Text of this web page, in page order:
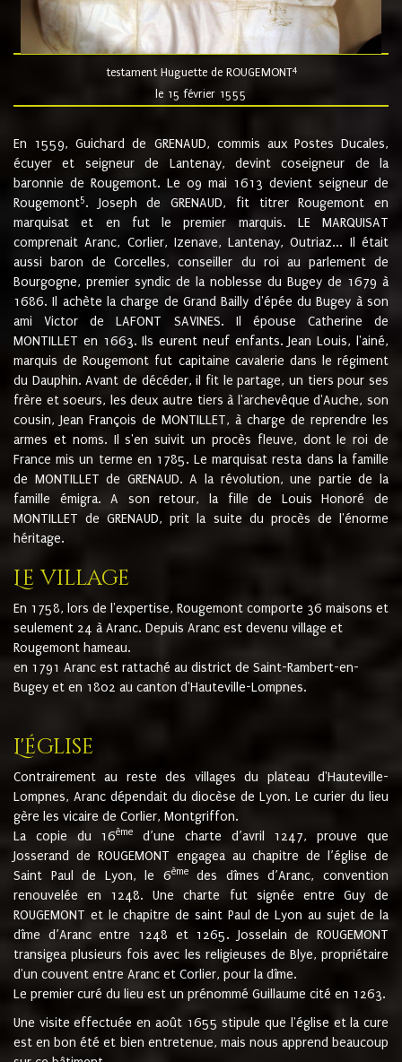
testament Huguette de ROUGEMONT4
le 15 février 1555
En 1559, Guichard de GRENAUD, commis aux Postes Ducales,
écuyer et seigneur de Lantenay, devint coseigneur de la
baronnie de Rougemont. Le 09 mai 1613 devient seigneur de
Rougemont5. Joseph de GRENAUD, fit titrer Rougemont en
marquisat et en fut le premier marquis. LE MARQUISAT
comprenait Aranc, Corlier, Izenave, Lantenay, Outriaz... Il était
aussi baron de Corcelles, conseiller du roi au parlement de
Bourgogne, premier syndic de la noblesse du Bugey de 1679 à
1686. Il achète la charge de Grand Bailly d'épée du Bugey à son
ami Victor de LAFONT SAVINES. Il épouse Catherine de
MONTILLET en 1663. Ils eurent neuf enfants. Jean Louis, l'ainé,
marquis de Rougemont fut capitaine cavalerie dans le régiment
du Dauphin. Avant de décéder, il fit le partage, un tiers pour ses
frère et soeurs, les deux autre tiers à l'archevêque d'Auche, son
cousin, Jean François de MONTILLET, à charge de reprendre les
armes et noms. Il s'en suivit un procès fleuve, dont le roi de
France mis un terme en 1785. Le marquisat resta dans la famille
de MONTILLET de GRENAUD. A la révolution, une partie de la
famille émigra. A son retour, la fille de Louis Honoré de
MONTILLET de GRENAUD, prit la suite du procès de l'énorme
héritage.
Le village
En 1758, lors de l'expertise, Rougemont comporte 36 maisons et
seulement 24 à Aranc. Depuis Aranc est devenu village et
Rougemont hameau.
en 1791 Aranc est rattaché au district de Saint-Rambert-en-
Bugey et en 1802 au canton d'Hauteville-Lompnes.
L'église
Contrairement au reste des villages du plateau d'Hauteville-
Lompnes, Aranc dépendait du diocèse de Lyon. Le curier du lieu
gère les vicaire de Corlier, Montgriffon.
La copie du 16ème
d’une charte d’avril 1247, prouve que
Josserand de ROUGEMONT engagea au chapitre de l’église de
Saint Paul de Lyon, le 6èmedes dîmes d’Aranc, convention
renouvelée en 1248. Une charte fut signée entre Guy de
ROUGEMONT et le chapitre de saint Paul de Lyon au sujet de la
dîme d’Aranc entre 1248 et 1265. Josselain de ROUGEMONT
transigea plusieurs fois avec les religieuses de Blye, propriétaire
d'un couvent entre Aranc et Corlier, pour la dîme.
Le premier curé du lieu est un prénommé Guillaume cité en 1263.
Une visite effectuée en août 1655 stipule que l'église et la cure
est en bon été et bien entretenue, mais nous apprend beaucoup